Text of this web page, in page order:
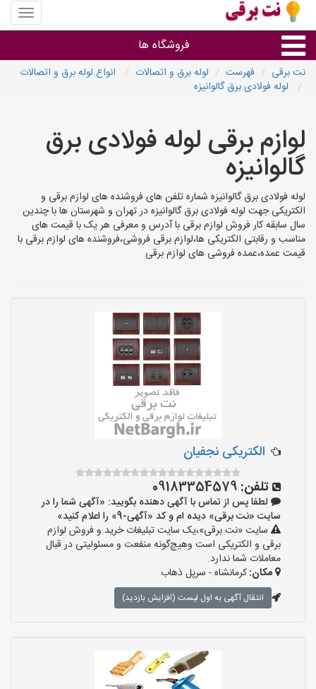
منوی
سایت
برقی
فروشگاه ها
روشنایی و نورپردازی
سایر گروه ها
نت برقی فهرست لوله برق و اتصالات
انواع لوله برق و اتصالات
لوله فولادی برق گالوانیزه
لوازم برقی لوله فولادی برق
گالوانیزه
لوله فولادی برق گالوانیزه شماره تلفن های فروشنده های لوازم برقی و
الکتریکی جهت لوله فولادی برق گالوانیزه در تهران و شهرستان ها با چندین
سال سابقه کار فروش لوازم برقی با آدرس و معرفی هر یک با قیمت های
مناسب و رقابتی الکتریکی ها،لوازم برقی فروشی،فروشنده های لوازم برقی با
قیمت عمده،عمده فروشی های لوازم برقی
الکتریکی نجفیان
تلفن: 09183354579
لطفا پس از تماس با آگهی دهنده بگویید: «آگهی شما را در
سایت «نت برقی» دیده ام و کد «آگهی-9» را اعلام کنید»
سایت «نت برقی»،یک سایت تبلیغات خرید و فروش لوازم
برقی و الکتریکی است وهیچ‌گونه منفعت و مسئولیتی در قبال
معاملات شما ندارد.
مکان:کرمانشاه - سرپل ذهاب
انتقال آگهی به اول لیست (افزایش بازدید)